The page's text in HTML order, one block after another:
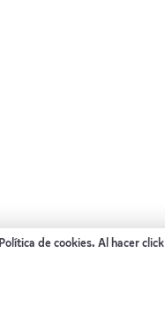
Política de cookies. Al hacer click